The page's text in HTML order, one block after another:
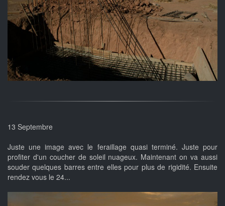
13 Septembre
Juste une image avec le feraillage quasi terminé. Juste pour
profiter d'un coucher de soleil nuageux. Maintenant on va aussi
souder quelques barres entre elles pour plus de rigidité. Ensuite
rendez vous le 24...